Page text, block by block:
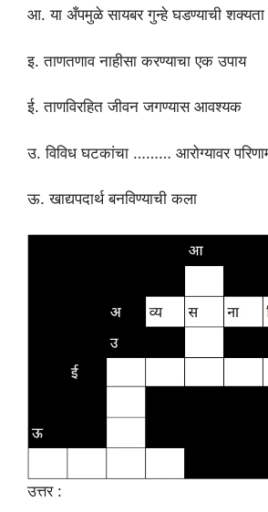
आ. या अँपमुळे सायबर गुन्हे घडण्याची शक्यता
इ. ताणतणाव नाहीसा करण्याचा एक उपाय
ई. ताणविरहित जीवन जगण्यास आवश्यक
उ. विविध घटकांचा ……… आरोग्यावर
ऊ. खाद्यपदार्थ बनविण्याची कला
उत्तर :